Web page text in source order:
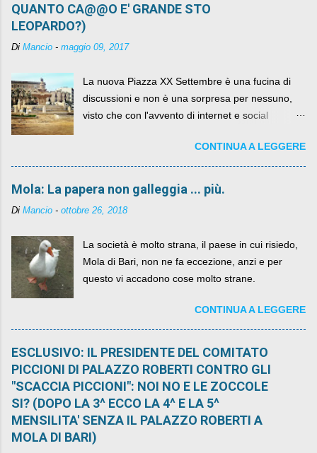
QUANTO CA@@O E' GRANDE STO
LEOPARDO?)
Di Mancio - maggio 09, 2017
La nuova Piazza XX Settembre è una fucina di
discussioni e non è una sorpresa per nessuno,
visto che con l'avvento di internet e social
sua lasciandone anche traccia scritta nel web.
CONTINUA A LEGGERE
Mola: La papera non galleggia ... più.
Di Mancio - ottobre 26, 2018
La società è molto strana, il paese in cui risiedo,
Mola di Bari, non ne fa eccezione, anzi e per
questo vi accadono cose molto strane.
CONTINUA A LEGGERE
ESCLUSIVO: IL PRESIDENTE DEL COMITATO
PICCIONI DI PALAZZO ROBERTI CONTRO GLI
"SCACCIA PICCIONI": NOI NO E LE ZOCCOLE
SI? (DOPO LA 3^ ECCO LA 4^ E LA 5^
MENSILITA' SENZA IL PALAZZO ROBERTI A
MOLA DI BARI)